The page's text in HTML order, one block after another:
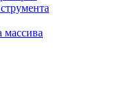
массива